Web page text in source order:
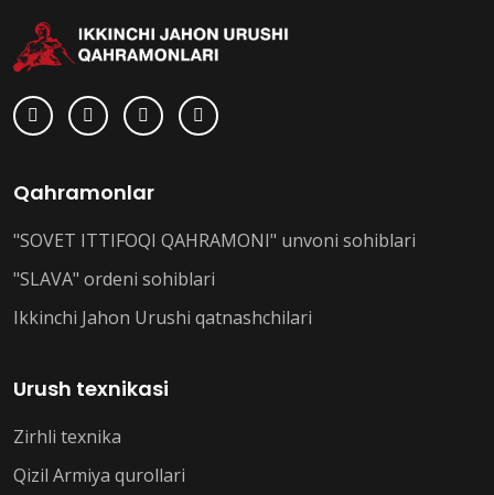
Qahramonlar
"SOVET ITTIFOQI QAHRAMONI" unvoni sohiblari
"SLAVA" ordeni sohiblari
Ikkinchi Jahon Urushi qatnashchilari
Urush texnikasi
Zirhli texnika
Qizil Armiya qurollari